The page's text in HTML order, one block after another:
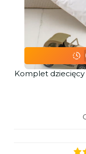
Komplet dziecięcy